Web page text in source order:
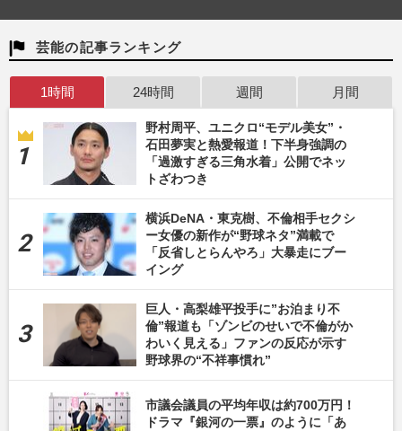
芸能の記事ランキング
1時間 24時間 週間 月間
野村周平、ユニクロ“モデル美女”・
石田夢実と熱愛報道！下半身強調の
「過激すぎる三角水着」公開でネッ
トざわつき
横浜DeNA・東克樹、不倫相手セクシ
ー女優の新作が“野球ネタ”満載で
「反省しとらんやろ」大暴走にブー
イング
巨人・高梨雄平投手に”お泊まり不
倫”報道も「ゾンビのせいで不倫がか
わいく見える」ファンの反応が示す
野球界の“不祥事慣れ”
市議会議員の平均年収は約700万円！
ドラマ『銀河の一票』のように「あ